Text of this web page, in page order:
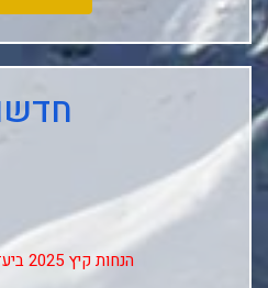
הנחות קיץ 2025 ביעדים אקזוטיים